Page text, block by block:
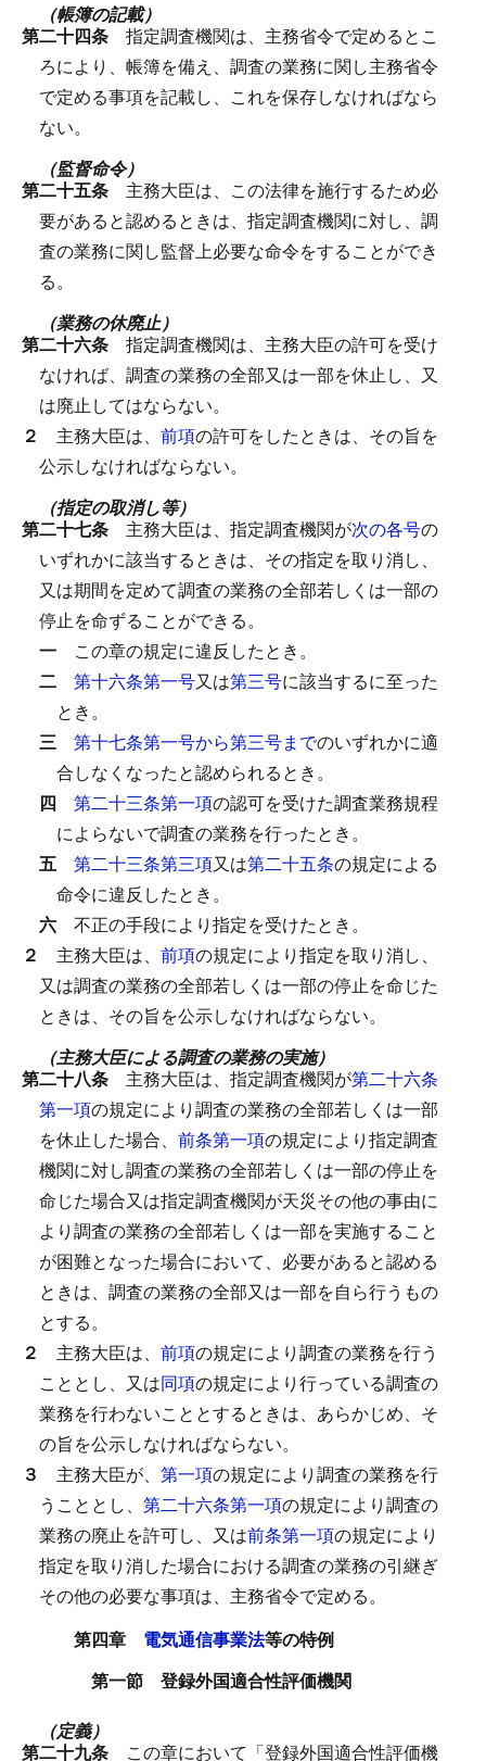
（帳簿の記載）
第二十四条 指定調査機関は、主務省令で定めるとこ
ろにより、帳簿を備え、調査の業務に関し主務省令
で定める事項を記載し、これを保存しなければなら
ない。
（監督命令）
第二十五条 主務大臣は、この法律を施行するため必
要があると認めるときは、指定調査機関に対し、調
査の業務に関し監督上必要な命令をすることができ
る。
（業務の休廃止）
第二十六条 指定調査機関は、主務大臣の許可を受け
なければ、調査の業務の全部又は一部を休止し、又
は廃止してはならない。
２ 主務大臣は、 前項の許可をしたときは、その旨を
公示しなければならない。
（指定の取消し等）
第二十七条 主務大臣は、指定調査機関が次の各号の
いずれかに該当するときは、その指定を取り消し、
又は期間を定めて調査の業務の全部若しくは一部の
停止を命ずることができる。
一 この章の規定に違反したとき。
二 第十六条第一号又は第三号に該当するに至った
とき。
三 第十七条第一号から第三号までのいずれかに適
合しなくなったと認められるとき。
四 第二十三条第一項の認可を受けた調査業務規程
によらないで調査の業務を行ったとき。
五 第二十三条第三項又は第二十五条の規定による
命令に違反したとき。
六 不正の手段により指定を受けたとき。
２ 主務大臣は、 前項の規定により指定を取り消し、
又は調査の業務の全部若しくは一部の停止を命じた
ときは、その旨を公示しなければならない。
（主務大臣による調査の業務の実施）
第二十八条 主務大臣は、指定調査機関が第二十六条
第一項の規定により調査の業務の全部若しくは一部
を休止した場合、 前条第一項の規定により指定調査
機関に対し調査の業務の全部若しくは一部の停止を
命じた場合又は指定調査機関が天災その他の事由に
より調査の業務の全部若しくは一部を実施すること
が困難となった場合において、必要があると認める
ときは、調査の業務の全部又は一部を自ら行うもの
とする。
２ 主務大臣は、 前項の規定により調査の業務を行う
こととし、又は同項の規定により行っている調査の
業務を行わないこととするときは、あらかじめ、そ
の旨を公示しなければならない。
３ 主務大臣が、 第一項の規定により調査の業務を行
うこととし、 第二十六条第一項の規定により調査の
業務の廃止を許可し、又は前条第一項の規定により
指定を取り消した場合における調査の業務の引継ぎ
その他の必要な事項は、主務省令で定める。
第四章 電気通信事業法等の特例
第一節 登録外国適合性評価機関
（定義）
第二十九条 この章において「登録外国適合性評価機